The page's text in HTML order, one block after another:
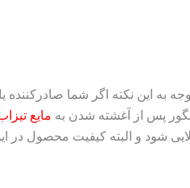
به این نکته اگر شما
پس از آغشته شدن به مایع
شود و البته کیفیت محصول در